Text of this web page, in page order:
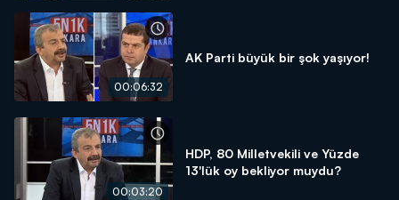
00:06:32
AK Parti büyük bir şok yaşıyor!
00:03:20
HDP, 80 Milletvekili ve Yüzde
13'lük oy bekliyor muydu?